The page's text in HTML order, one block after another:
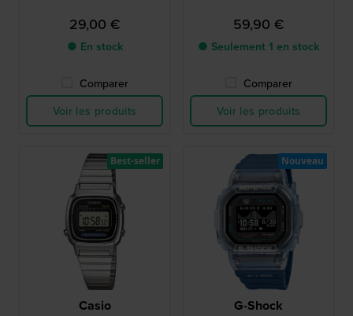
29,00 €
● En stock
Comparer
Voir les produits
59,90 €
● Seulement 1 en stock
Comparer
Voir les produits
Casio
Best-seller
G-Shock
Nouveau